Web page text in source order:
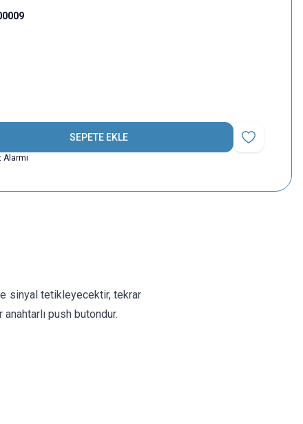
SEPETE EKLE
Favoriye Ekle
Alarmı
sinyal tetikleyecektir, tekrar
push butondur.